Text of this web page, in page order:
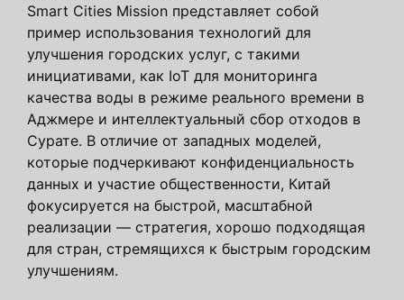
Smart Cities Mission представляет собой
пример использования технологий для
улучшения городских услуг, с такими
инициативами, как IoT для мониторинга
качества воды в режиме реального времени в
Аджмере и интеллектуальный сбор отходов в
Сурате. В отличие от западных моделей,
которые подчеркивают конфиденциальность
данных и участие общественности, Китай
фокусируется на быстрой, масштабной
реализации — стратегия, хорошо подходящая
для стран, стремящихся к быстрым городским
улучшениям.